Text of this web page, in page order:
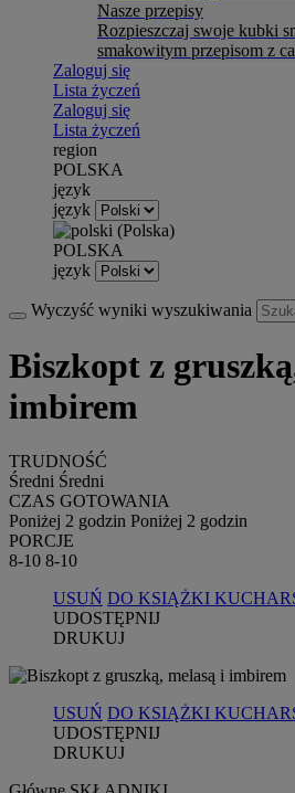
Nasze przepisy
Rozpieszczaj swoje kubki
smakowitym przepisom z
Zaloguj się
Lista życzeń
Zaloguj się
Lista życzeń
region
POLSKA
język
język
POLSKA
język
Wyczyść wyniki wyszukiwania
Biszkopt z
imbirem
TRUDNOŚĆ
Średni Średni
CZAS GOTOWANIA
Poniżej 2 godzin Poniżej 2 godzin
PORCJE
8-10 8-10
USUŃ DO KSIĄŻKI
UDOSTĘPNIJ
DRUKUJ
USUŃ DO KSIĄŻKI
UDOSTĘPNIJ
DRUKUJ